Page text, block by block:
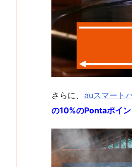
さらに、 auスマート
の10%のPontaポイ